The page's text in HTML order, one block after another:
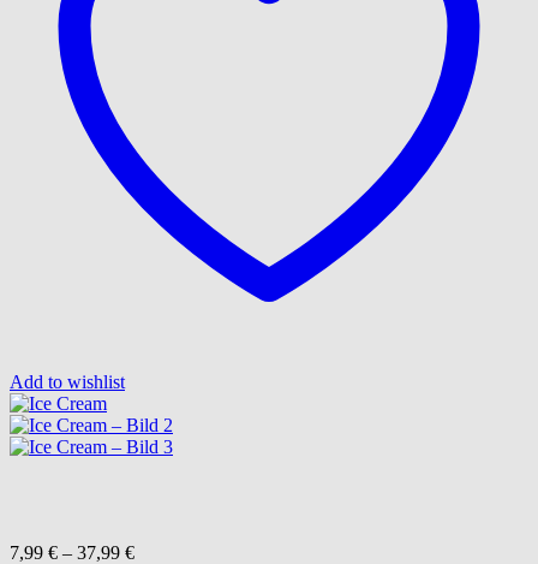
Add to wishlist
7,99 € – 37,99 €